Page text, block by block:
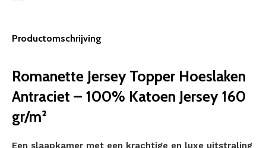
Productomschrijving
Romanette Jersey Topper Hoeslaken
Antraciet – 100% Katoen Jersey 160
gr/m²
Een slaapkamer met een krachtige en luxe uitstraling